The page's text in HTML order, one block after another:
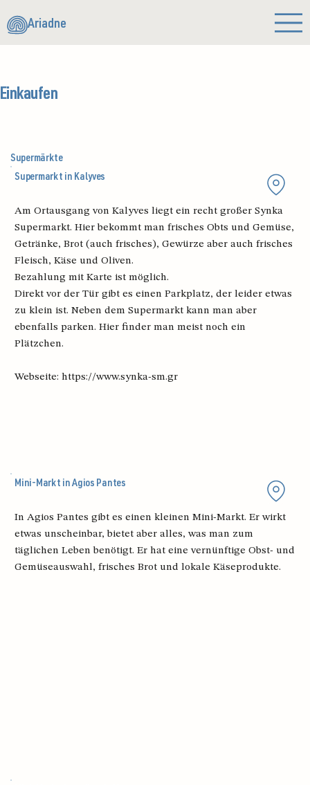
Ariadne
Einkaufen
Supermarkt in Kalyves
Am Ortausgang von Kalyves liegt ein recht großer Synka
Supermarkt. Hier bekommt man frisches Obts und Gemüse,
Getränke, Brot (auch frisches), Gewürze aber auch frisches
Fleisch, Käse und Oliven.
Bezahlung mit Karte ist möglich.
Direkt vor der Tür gibt es einen Parkplatz, der leider etwas
zu klein ist. Neben dem Supermarkt kann man aber
ebenfalls parken. Hier finder man meist noch ein
Plätzchen.
Webseite: https://www.synka-sm.gr
Mini-Markt in Agios Pantes
In Agios Pantes gibt es einen kleinen Mini-Markt. Er wirkt
etwas unscheinbar, bietet aber alles, was man zum
täglichen Leben benötigt. Er hat eine vernünftige Obst- und
Gemüseauswahl, frisches Brot und lokale Käseprodukte.
Supermärkte